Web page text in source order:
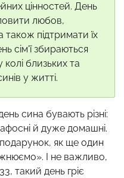
цінностей. День
любов,
також підтримати їх
сім'ї збираються
близьких та
у житті.
сина бувають різні:
й дуже домашні.
як ще один
І не важливо,
такий день гріє